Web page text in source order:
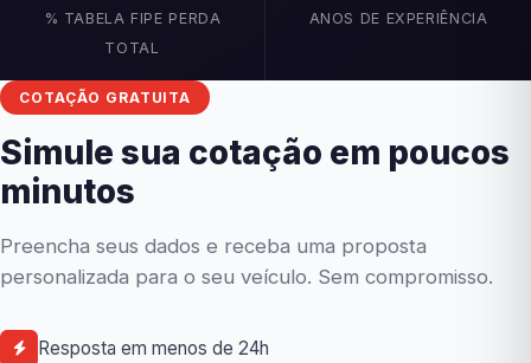
% TABELA FIPE PERDA
TOTAL
ANOS DE EXPERIÊNCIA
COTAÇÃO GRATUITA
Simule sua cotação em poucos
minutos
Preencha seus dados e receba uma proposta
personalizada para o seu veículo. Sem compromisso.
Resposta em menos de 24h